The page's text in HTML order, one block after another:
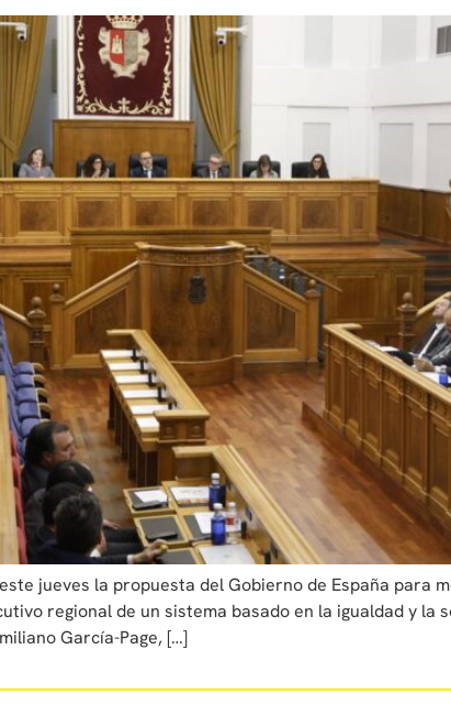
jueves la propuesta del Gobierno de España para
regional de un sistema basado en la igualdad y
García-Page, […]